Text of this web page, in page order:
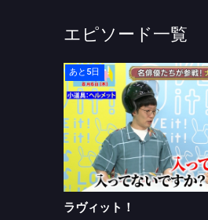
エピソード一覧
あと5日
ラヴィット！
ラヴィット！